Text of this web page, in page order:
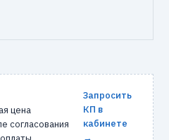
цена
согласования
Запросить
КП в
кабинете
→